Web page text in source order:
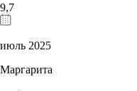
9,7
июль 2025
Маргарита